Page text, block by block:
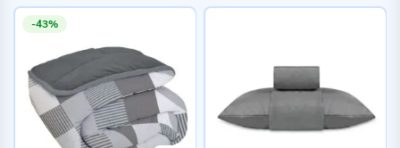
-43%